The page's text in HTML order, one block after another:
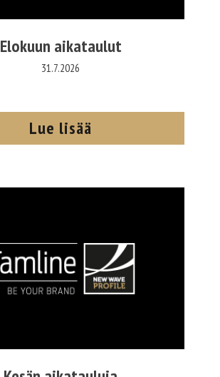
Elokuun aikataulut
31.7.2026
Lue lisää